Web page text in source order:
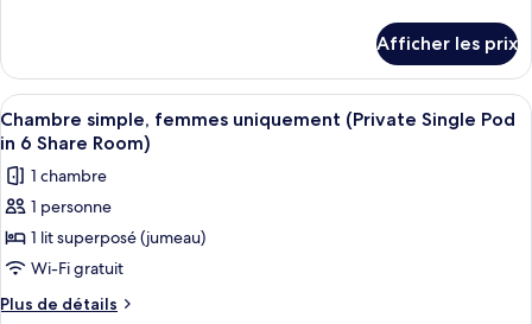
simple,
femmes
uniquement
(Private
Single
Pod
in
4
Share
Room)
Chambre
simple,
femmes
uniquement
Single
Pod
4
Share
Afficher les prix
Afficher
toutes
les
photos
pour
ce
type
de
Une chambre d’hôtel avec un lit, un
9
Chambre simple, femmes uniquement (Private Single Pod
in 6 Share Room)
1 chambre
1 personne
1 lit superposé (jumeau)
Wi-Fi gratuit
Plus de détails
Plus